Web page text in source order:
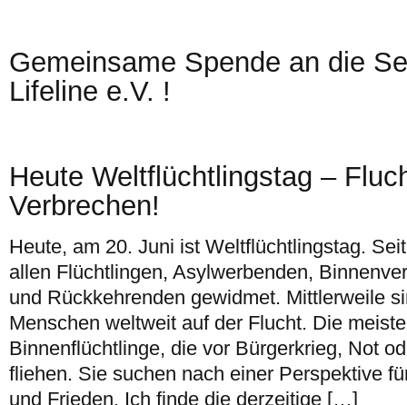
Gemeinsame Spende an die
Lifeline e.V. !
Heute Weltflüchtlingstag –
Verbrechen!
Heute, am 20. Juni ist Weltflüchtlingstag.
allen Flüchtlingen, Asylwerbenden,
und Rückkehrenden gewidmet. Mittlerweile
Menschen weltweit auf der Flucht. Die
Binnenflüchtlinge, die vor Bürgerkrieg, Not
fliehen. Sie suchen nach einer Perspektive
und Frieden. Ich finde die derzeitige […]